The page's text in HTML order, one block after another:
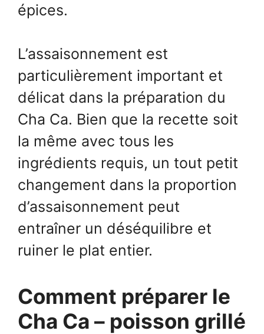
épices.
L’assaisonnement est
particulièrement important et
délicat dans la préparation du
Cha Ca. Bien que la recette soit
la même avec tous les
ingrédients requis, un tout petit
changement dans la proportion
d’assaisonnement peut
entraîner un déséquilibre et
ruiner le plat entier.
Comment préparer le
Cha Ca – poisson grillé